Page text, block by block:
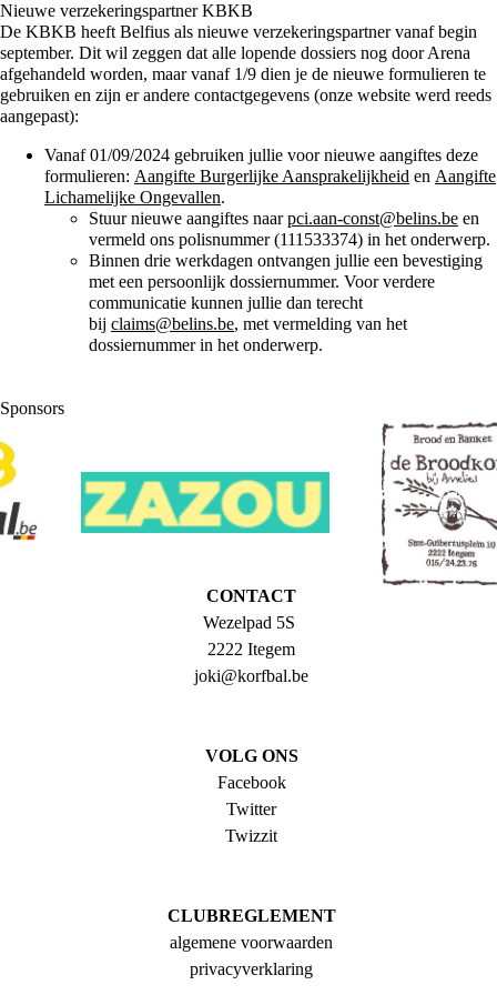
Nieuwe verzekeringspartner KBKB
De KBKB heeft Belfius als nieuwe verzekeringspartner vanaf begin
september. Dit wil zeggen dat alle lopende dossiers nog door Arena
afgehandeld worden, maar vanaf 1/9 dien je de nieuwe formulieren te
gebruiken en zijn er andere contactgegevens (onze website werd reeds
aangepast):
Vanaf 01/09/2024 gebruiken jullie voor nieuwe aangiftes deze
formulieren: Aangifte Burgerlijke Aansprakelijkheid en Aangifte
Lichamelijke Ongevallen.
Stuur nieuwe aangiftes naarpci.aan-const@belins.be en
vermeld ons polisnummer (111533374) in het onderwerp.
Binnen drie werkdagen ontvangen jullie een bevestiging
met een persoonlijk dossiernummer. Voor verdere
communicatie kunnen jullie dan terecht
bij claims@belins.be, met vermelding van het
dossiernummer in het onderwerp.
Sponsors
CONTACT
Wezelpad 5S
2222 Itegem
joki@korfbal.be
VOLG ONS
Facebook
Twitter
Twizzit
CLUBREGLEMENT
algemene voorwaarden
privacyverklaring